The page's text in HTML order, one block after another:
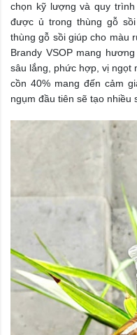
chọn kỹ lượng và quy
được ủ trong thùng gỗ
thùng gỗ sồi giúp cho màu
Brandy VSOP mang
sâu lắng, phức hợp, vị ngọt
cồn 40% mang đến cảm
ngụm đầu tiên sẽ tạo nhiều